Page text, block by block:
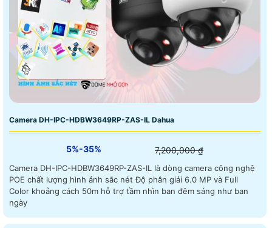
Camera DH-IPC-HDBW3649RP-ZAS-IL Dahua
5%-35% 7,200,000 ₫
Camera DH-IPC-HDBW3649RP-ZAS-IL là dòng camera công nghệ
POE chất lượng hình ảnh sắc nét Độ phân giải 6.0 MP và Full
Color khoảng cách 50m hỗ trợ tầm nhìn ban đêm sáng như ban
ngày